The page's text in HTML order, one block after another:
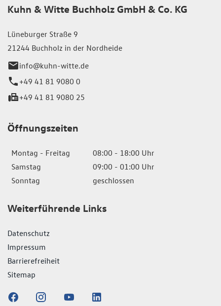
Kuhn & Witte Buchholz GmbH & Co. KG
Lüneburger Straße 9
21244 Buchholz in der Nordheide
info@kuhn-witte.de
+49 41 81 9080 0
+49 41 81 9080 25
Öffnungszeiten
Montag - Freitag
08:00 - 18:00 Uhr
Samstag
09:00 - 01:00 Uhr
Sonntag
geschlossen
Weiterführende Links
Datenschutz
Impressum
Barrierefreiheit
Sitemap